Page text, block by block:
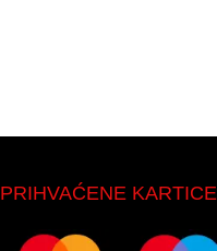
PRIHVAĆENE KARTICE